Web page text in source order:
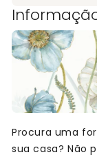
Procura uma
sua casa? Não